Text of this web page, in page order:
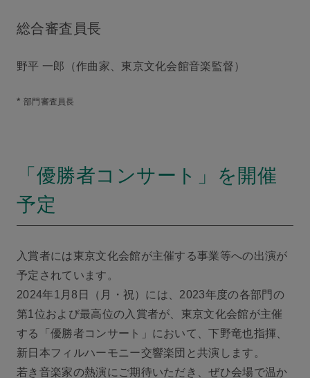
総合審査員長
野平 一郎（作曲家、東京文化会館音楽監督）
* 部門審査員長
「優勝者コンサート」を開催
予定
入賞者には東京文化会館が主催する事業等への出演が
予定されています。
2024年1月8日（月・祝）には、2023年度の各部門の
第1位および最高位の入賞者が、東京文化会館が主催
する「優勝者コンサート」において、下野竜也指揮、
新日本フィルハーモニー交響楽団と共演します。
若き音楽家の熱演にご期待いただき、ぜひ会場で温か